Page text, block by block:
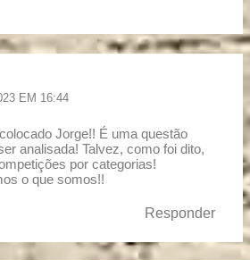
EM 16:44
Jorge!! É uma questão
analisada! Talvez, como foi dito,
por categorias!
o que somos!!
Responder